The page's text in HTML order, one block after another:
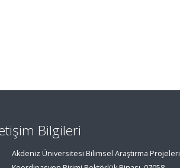
Bilgileri
Akdeniz Üniversitesi Bilimsel Araştırma Projeleri